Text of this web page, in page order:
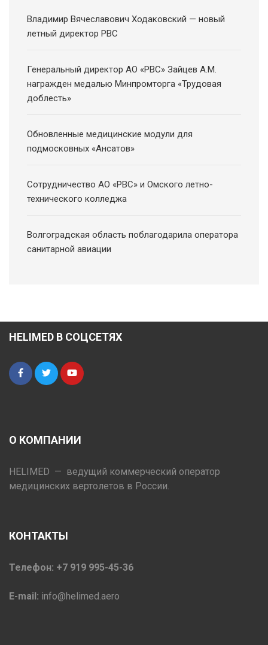
Владимир Вячеславович Ходаковский — новый
летный директор РВС
Генеральный директор АО «РВС» Зайцев А.М.
награжден медалью Минпромторга «Трудовая
доблесть»
Обновленные медицинские модули для
подмосковных «Ансатов»
Сотрудничество АО «РВС» и Омского летно-
технического колледжа
Волгоградская область поблагодарила оператора
санитарной авиации
HELIMED В СОЦСЕТЯХ
О КОМПАНИИ
HELIMED — ведущий коммерческий оператор
медицинских вертолетов в России.
КОНТАКТЫ
Телефон: +7 919 995-45-36
E-mail: info@helimed.aero